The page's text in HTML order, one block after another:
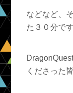
などなど、
た３０分です
くださった